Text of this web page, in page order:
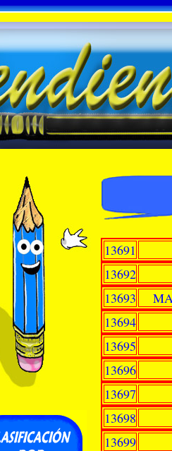
13691
13692
13693
13694
13695
13696
13697
13698
13699